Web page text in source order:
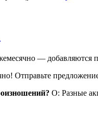
— добавляются
Отправьте
О: Разные